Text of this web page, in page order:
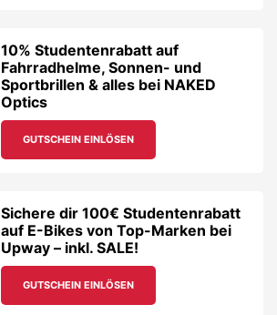
10% Studentenrabatt auf
Fahrradhelme, Sonnen- und
Sportbrillen & alles bei NAKED
Optics
GUTSCHEIN EINLÖSEN
Sichere dir 100€ Studentenrabatt
auf E-Bikes von Top-Marken bei
Upway – inkl. SALE!
GUTSCHEIN EINLÖSEN